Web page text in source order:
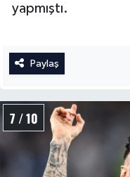
yapmıştı.
Paylaş
7 / 10